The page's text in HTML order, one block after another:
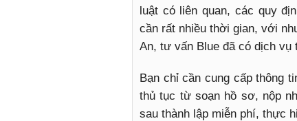
luật có liên quan, các quy
cần rất nhiều thời gian, với
An, tư vấn Blue đã có dịch vụ
Bạn chỉ cần cung cấp thông
thủ tục từ soạn hồ sơ, nộp
sau thành lập miễn phí, thực